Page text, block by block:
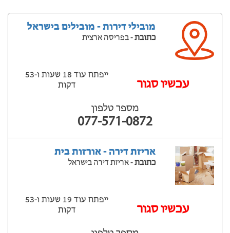
מובילי דירות - מובילים בישראל
כתובת- בפריסה ארצית
עכשיו סגור
ייפתח עוד 18 שעות ‫ו-53
דקות
מספר טלפון
077-571-0872
אריזת דירה - אורזות בית
כתובת- אריזת דירה בישראל
עכשיו סגור
ייפתח עוד 19 שעות ‫ו-53
דקות